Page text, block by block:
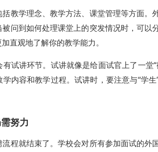
教学理念、教学方法、课堂管理等方面。
问到如何处理课堂上的突发情况时，可以
直观地了解你的教学能力。
试讲环节。试讲就像是给面试官上了一堂“
内容和教学过程。试讲时，要注意与“学
努力
程就结束了。学校会对所有参加面试的外